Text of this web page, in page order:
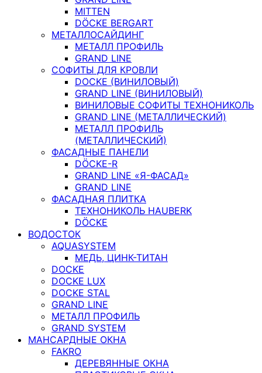
MITTEN
DÖCKE BERGART
МЕТАЛЛОСАЙДИНГ
МЕТАЛЛ ПРОФИЛЬ
GRAND LINE
СОФИТЫ ДЛЯ КРОВЛИ
DOCKE (ВИНИЛОВЫЙ)
GRAND LINE (ВИНИЛОВЫЙ)
ВИНИЛОВЫЕ СОФИТЫ ТЕХНОНИКОЛЬ
GRAND LINE (МЕТАЛЛИЧЕСКИЙ)
МЕТАЛЛ ПРОФИЛЬ
(МЕТАЛЛИЧЕСКИЙ)
ФАСАДНЫЕ ПАНЕЛИ
DÖCKE-R
GRAND LINE «Я-ФАСАД»
GRAND LINE
ФАСАДНАЯ ПЛИТКА
ТЕХНОНИКОЛЬ HAUBERK
DÖCKE
ВОДОСТОК
AQUASYSTEM
МЕДЬ, ЦИНК-ТИТАН
DOCKE
DOCKE LUX
DOCKE STAL
GRAND LINE
МЕТАЛЛ ПРОФИЛЬ
GRAND SYSTEM
МАНСАРДНЫЕ ОКНА
FAKRO
ДЕРЕВЯННЫЕ ОКНА